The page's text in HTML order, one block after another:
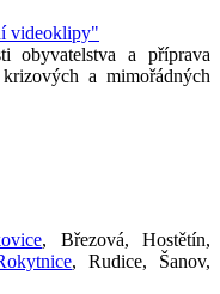
videoklipy"
obyvatelstva a příprava
a mimořádných
, Březová, Hostětín,
, Rudice, Šanov,